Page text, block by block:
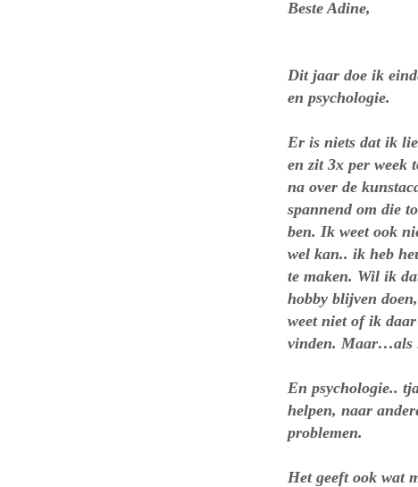
24
Dit jaar doe ik
en psychologie.
Er is niets dat ik
en zit 3x per week
na over de
spannend om die
ben. Ik weet ook
wel kan.. ik heb
te maken. Wil ik
hobby blijven
weet niet of ik
vinden. Maar…als
En psychologie..
helpen, naar
problemen.
Het geeft ook wat